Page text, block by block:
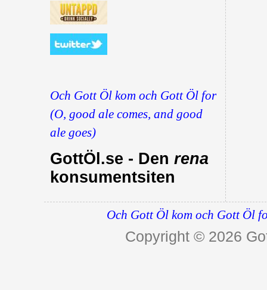
Och Gott Öl kom och Gott Öl for
(O, good ale comes, and good
ale goes)
GottÖl.se - Den rena
konsumentsiten
Och Gott Öl kom och Gott Öl
Copyright © 2026